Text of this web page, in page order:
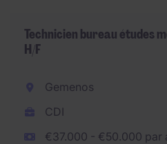
Technicien bureau études
H/F
Gemenos
CDI
€37.000 - €50.000 par